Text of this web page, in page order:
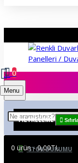
Menu
0
0 ürün - 0,00TL
FILTRELEME
STOK DURUMU